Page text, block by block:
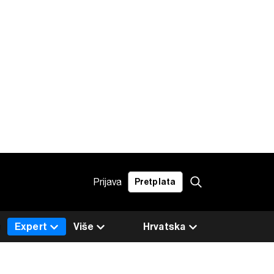
Prijava Pretplata
Hrvatska
Expert Više